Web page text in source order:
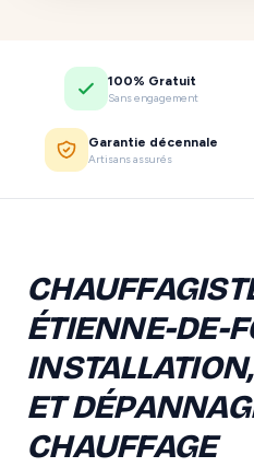
100% Gratuit
Sans engagement
Garantie décennale
Artisans assurés
ÉTIENNE-DE-
ET
CHAUFFAGE